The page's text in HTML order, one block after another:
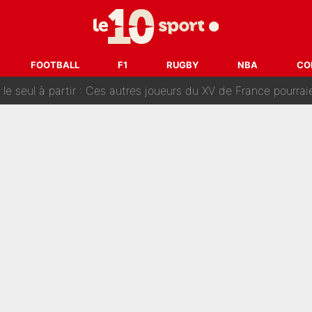
FOOTBALL F1 RUGBY NBA
: Les révélations de la famille Zidane sur sa prise de
les recrues espérées par Bruno Genesio et Grégory
: Ces autres joueurs du XV de France pourraient aussi quitter le Stade